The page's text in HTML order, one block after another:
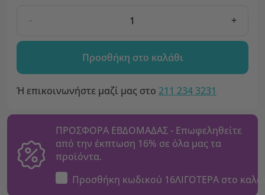
- +
Προσθήκη στο καλάθι
Ή επικοινωνήστε μαζί μας στο 211 234 3231
ΠΡΟΣΦΟΡΑ ΕΒΔΟΜΑΔΑΣ - Επωφεληθείτε
από την έκπτωση 16% σε όλα μας τα
προϊόντα.
Προσθήκη κωδικού 16ΛΙΓΟΤΕΡΑ στο